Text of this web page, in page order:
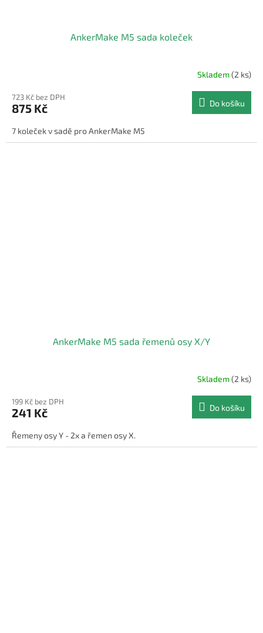
AnkerMake M5 sada koleček
Skladem(2 ks)
723 Kč bez DPH
875 Kč Do košíku
7 koleček v sadě pro AnkerMake M5
AnkerMake M5 sada řemenů osy X/Y
Skladem(2 ks)
199 Kč bez DPH
241 Kč Do košíku
Řemeny osy Y - 2x a řemen osy X.